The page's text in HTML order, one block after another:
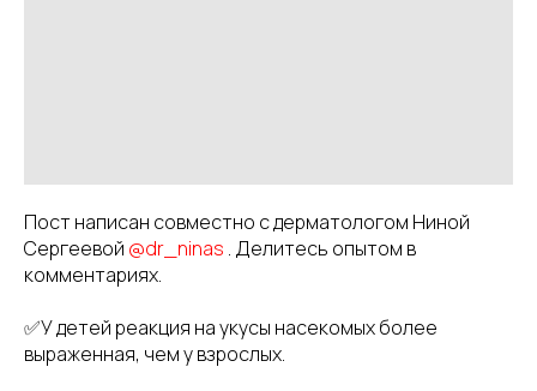
Пост написан совместно с дерматологом Ниной
Сергеевой @dr_ninas . Делитесь опытом в
комментариях.
✅У детей реакция на укусы насекомых более
выраженная, чем у взрослых.